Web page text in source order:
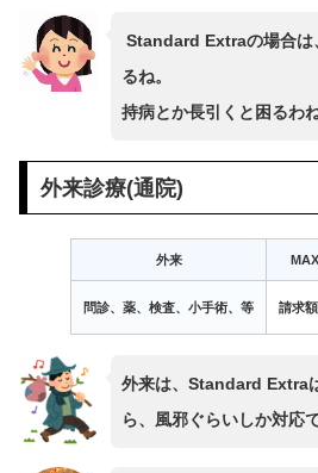
Standard Extraの場合は
るね。
持病とか長引くと困るわ
外来診療(通院)
外来
問診、薬、検査、小手術、等 請求
外来は、Standard Extra
ら、風邪ぐらいしか対応